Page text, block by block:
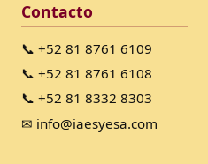
Contacto
📞 +52 81 8761 6109
📞 +52 81 8761 6108
📞 +52 81 8332 8303
✉ info@iaesyesa.com